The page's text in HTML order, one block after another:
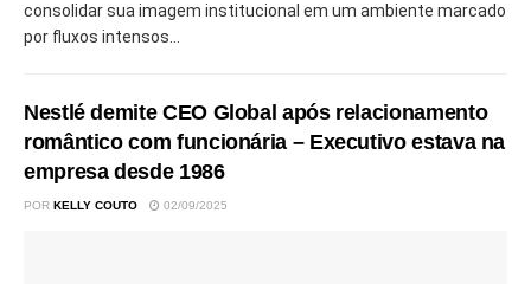
consolidar sua imagem institucional em um ambiente marcado
por fluxos intensos...
Nestlé demite CEO Global após relacionamento
romântico com funcionária – Executivo estava na
empresa desde 1986
POR KELLY COUTO 02/09/2025